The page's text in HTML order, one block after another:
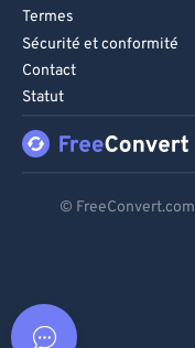
Termes
Sécurité et conformité
Contact
Statut
© FreeConvert.com